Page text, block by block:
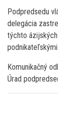
Podpredsedu
delegácia
týchto
Komunikačný
Úrad